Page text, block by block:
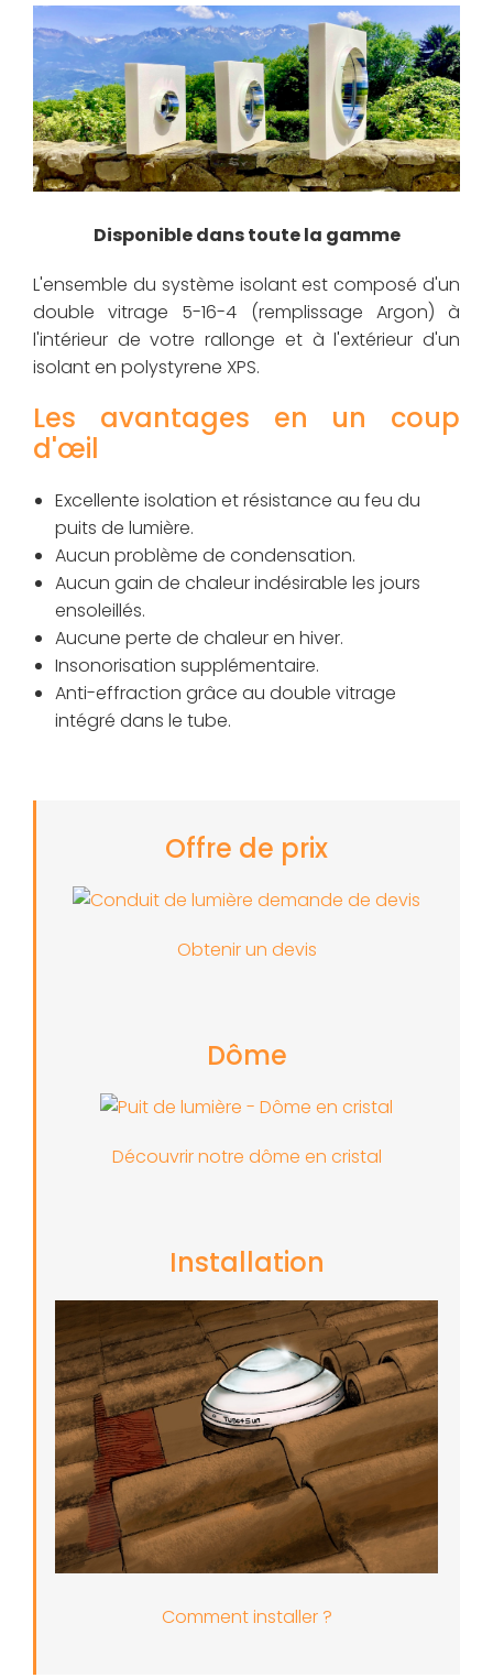
Disponible dans toute la gamme
L'ensemble du système isolant est composé d'un
double vitrage 5-16-4 (remplissage Argon) à
l'intérieur de votre rallonge et à l'extérieur d'un
isolant en polystyrene XPS.
Les avantages en un coup
d'œil
Excellente isolation et résistance au feu du
puits de lumière.
Aucun problème de condensation.
Aucun gain de chaleur indésirable les jours
ensoleillés.
Aucune perte de chaleur en hiver.
Insonorisation supplémentaire.
Anti-effraction grâce au double vitrage
intégré dans le tube.
Offre de prix
Obtenir un devis
Dôme
Découvrir notre dôme en cristal
Installation
Comment installer ?